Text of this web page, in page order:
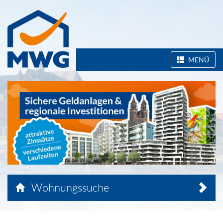
MENÜ
Wohnungssuche